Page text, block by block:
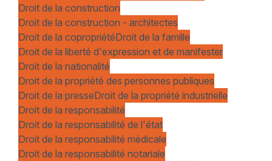
Droit de la construction
Droit de la construction - architectes
Droit de la copropriétéDroit de la famille
Droit de la liberté d'expression et de manifester
Droit de la nationalité
Droit de la propriété des personnes publiques
Droit de la presseDroit de la propriété industrielle
Droit de la responsabilité
Droit de la responsabilité de l'état
Droit de la responsabilité médicale
Droit de la responsabilité notariale